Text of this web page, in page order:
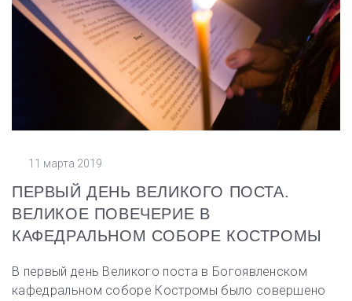
11 марта 2019
ПЕРВЫЙ ДЕНЬ ВЕЛИКОГО ПОСТА.
ВЕЛИКОЕ ПОВЕЧЕРИЕ В
КАФЕДРАЛЬНОМ СОБОРЕ КОСТРОМЫ
В первый день Великого поста в Богоявленском
кафедральном соборе Костромы было совершено